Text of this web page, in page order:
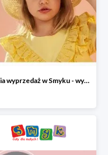
Letnia wyprzedaż w Smyku - wybrane ubrania i buty do -50%